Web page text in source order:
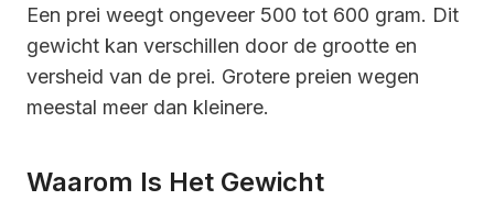
Een prei weegt ongeveer 500 tot 600 gram. Dit
gewicht kan verschillen door de grootte en
versheid van de prei. Grotere preien wegen
meestal meer dan kleinere.
Waarom Is Het Gewicht